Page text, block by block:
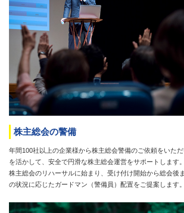
株主総会の警備
年間100社以上の企業様から株主総会警備のご依頼をいた
を活かして、安全で円滑な株主総会運営をサポートします。
株主総会のリハーサルに始まり、受け付け開始から総会後
の状況に応じたガードマン（警備員）配置をご提案します。